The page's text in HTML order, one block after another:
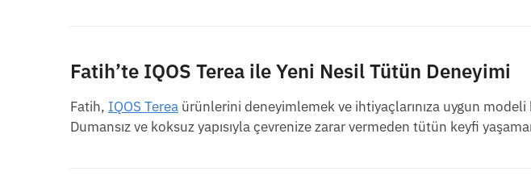
Fatih’te IQOS Terea ile Yeni Nesil Tütün Deneyimi
Fatih, IQOS Terea ürünlerini deneyimlemek ve ihtiyaçlarınıza uygun
Dumansız ve koksuz yapısıyla çevrenize zarar vermeden tütün keyfi